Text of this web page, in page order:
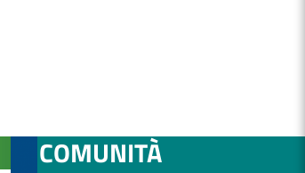
COMUNITÀ